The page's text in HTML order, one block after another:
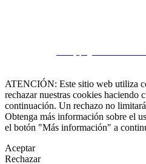
ATENCIÓN: Este sitio web utiliza
rechazar nuestras cookies haciendo
continuación. Un rechazo no
Obtenga más información sobre el
el botón "Más información" a
Aceptar
Rechazar